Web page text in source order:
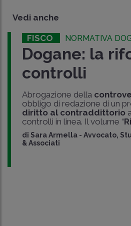
Vedi anche
FISCO NORMATIVA
Dogane: la
controlli
Abrogazione della
obbligo di redazione di un
diritto al contraddittorio
controlli in linea. Il volume “
di Sara Armella - Avvocato,
& Associati